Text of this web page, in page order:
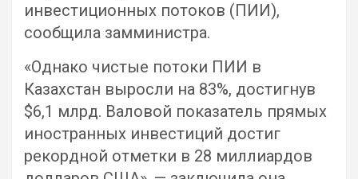
инвестиционных потоков (ПИИ),
сообщила замминистра.
«Однако чистые потоки ПИИ в
Казахстан выросли на 83%, достигнув
$6,1 млрд. Валовой показатель прямых
иностранных инвестиций достиг
рекордной отметки в 28 миллиардов